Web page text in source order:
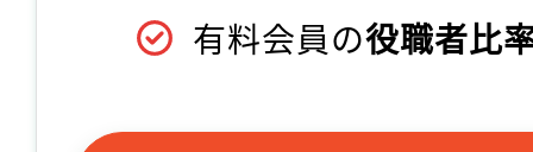
有料会員の役職者比